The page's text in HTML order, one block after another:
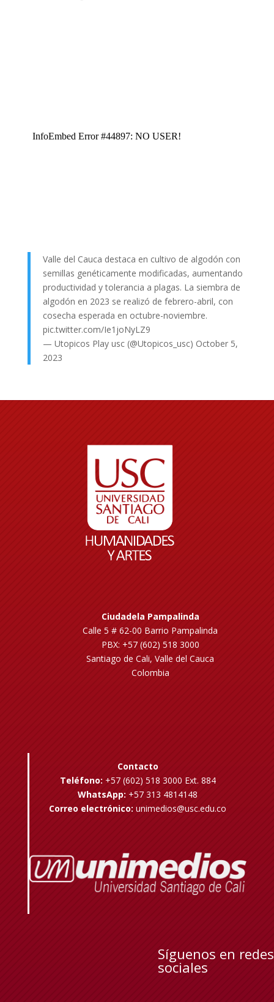
Valle del Cauca destaca en cultivo de algodón con
semillas genéticamente modificadas, aumentando
productividad y tolerancia a plagas. La siembra de
algodón en 2023 se realizó de febrero-abril, con
cosecha esperada en octubre-noviembre.
pic.twitter.com/Ie1joNyLZ9
— Utopicos Play usc (@Utopicos_usc) October 5,
2023
Ciudadela Pampalinda
Calle 5 # 62-00 Barrio Pampalinda
PBX: +57 (602) 518 3000
Santiago de Cali, Valle del Cauca
Colombia
Contacto
Teléfono: +57 (602) 518 3000 Ext. 884
WhatsApp: +57 313 4814148
Correo electrónico: unimedios@usc.edu.co
Síguenos en redes
sociales